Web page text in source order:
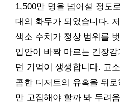
1,500만 명을 넘어설 정도
대의 화두가 되었습니다.
색소 수치가 정상 범위를
입안이 바짝 마르는 긴장
던 기억이 생생합니다. 고
콤한 디저트의 유혹을 뒤
만 고집해야 할까 봐 두려